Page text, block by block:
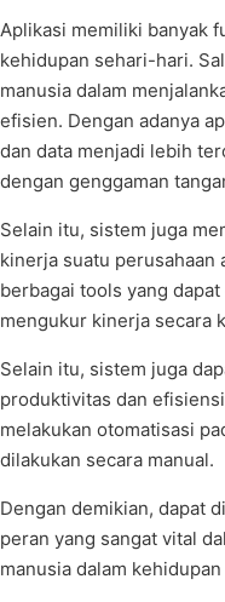
Aplikasi memiliki banyak
kehidupan sehari-hari.
manusia dalam
efisien. Dengan adanya
dan data menjadi lebih
dengan genggaman
Selain itu, sistem juga
kinerja suatu perusahaan
berbagai tools yang
mengukur kinerja secara
Selain itu, sistem juga
produktivitas dan
melakukan otomatisasi
dilakukan secara manual.
Dengan demikian, dapat
peran yang sangat vital
manusia dalam